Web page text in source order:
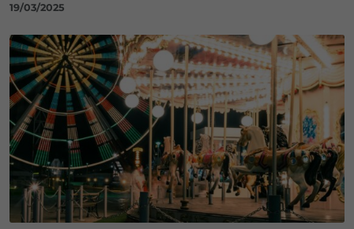
19/03/2025